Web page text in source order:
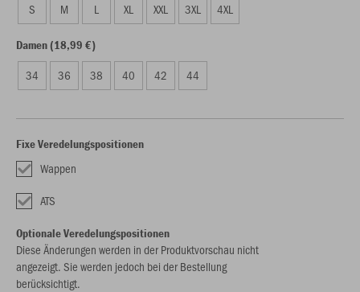
S M L XL XXL 3XL 4XL
Damen (18,99 €)
34 36 38 40 42 44
Fixe Veredelungspositionen
Wappen
ATS
Optionale Veredelungspositionen
Diese Änderungen werden in der Produktvorschau nicht
angezeigt. Sie werden jedoch bei der Bestellung
berücksichtigt.